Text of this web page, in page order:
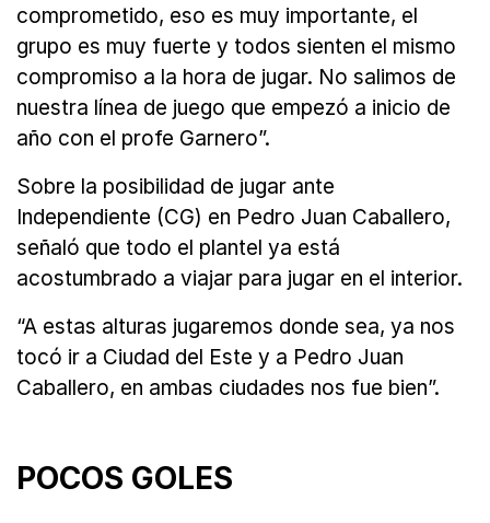
comprometido, eso es muy importante, el
grupo es muy fuerte y todos sienten el mismo
compromiso a la hora de jugar. No salimos de
nuestra línea de juego que empezó a inicio de
año con el profe Garnero”.
Sobre la posibilidad de jugar ante
Independiente (CG) en Pedro Juan Caballero,
señaló que todo el plantel ya está
acostumbrado a viajar para jugar en el interior.
“A estas alturas jugaremos donde sea, ya nos
tocó ir a Ciudad del Este y a Pedro Juan
Caballero, en ambas ciudades nos fue bien”.
POCOS GOLES